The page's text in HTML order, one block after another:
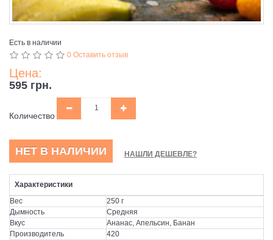
Есть в наличии
0 Оставить отзыв
Цена:
595 грн.
Количество
НЕТ В НАЛИЧИИ НАШЛИ ДЕШЕВЛЕ?
Характеристики
Вес
250 г
Дымность
Средняя
Вкус
Ананас, Апельсин, Банан
Производитель
420